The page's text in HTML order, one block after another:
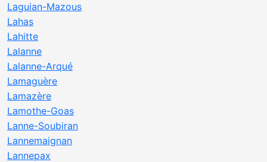
Laguian-Mazous
Lahas
Lahitte
Lalanne
Lalanne-Arqué
Lamaguère
Lamazère
Lamothe-Goas
Lanne-Soubiran
Lannemaignan
Lannepax